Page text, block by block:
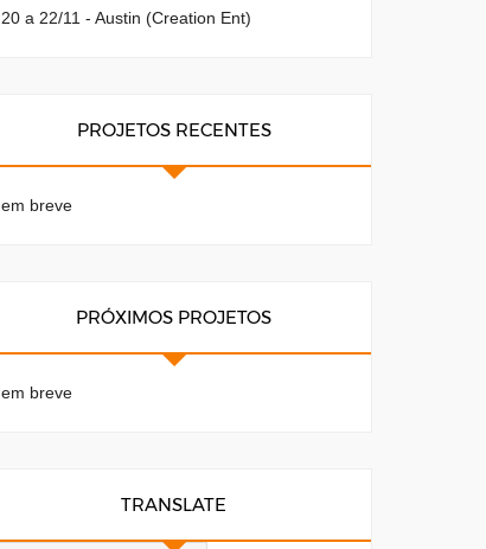
20 a 22/11 - Austin (Creation Ent)
PROJETOS RECENTES
em breve
PRÓXIMOS PROJETOS
em breve
TRANSLATE